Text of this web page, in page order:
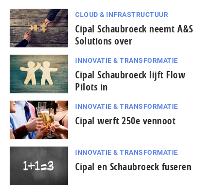
CLOUD & INFRASTRUCTUUR
Cipal Schaubroeck neemt A&S
Solutions over
INNOVATIE & TRANSFORMATIE
Cipal Schaubroeck lijft Flow
Pilots in
INNOVATIE & TRANSFORMATIE
Cipal werft 250e vennoot
INNOVATIE & TRANSFORMATIE
Cipal en Schaubroeck fuseren